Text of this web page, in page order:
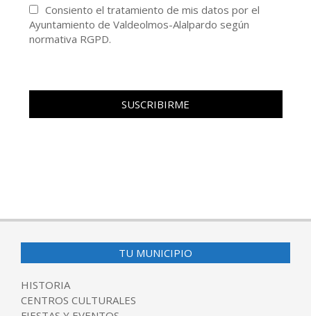
Consiento el tratamiento de mis datos por el
Ayuntamiento de Valdeolmos-Alalpardo según
normativa RGPD.
TU MUNICIPIO
HISTORIA
CENTROS CULTURALES